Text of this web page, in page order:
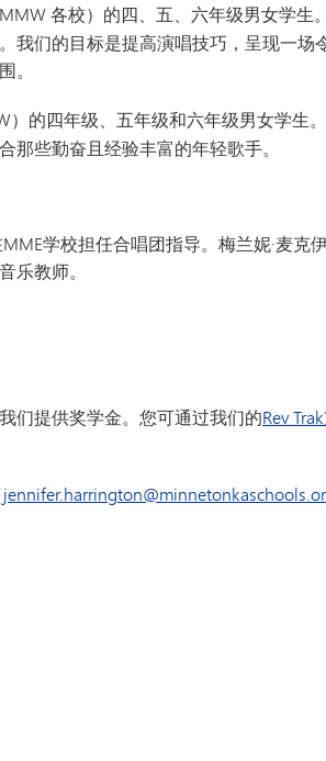
各校）的四、五、六年级男女学生
们的目标是提高演唱技巧，呈现一场
。
）的四年级、五年级和六年级男女学生
些勤奋且经验丰富的年轻歌手。
学校担任合唱团指导。梅兰妮·麦克
乐教师。
们提供奖学金。您可通过我们的Rev